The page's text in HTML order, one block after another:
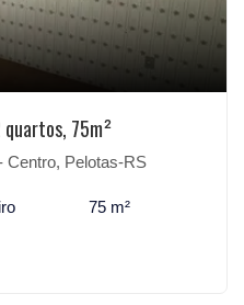
75m²
Centro, Pelotas-RS
75 m²